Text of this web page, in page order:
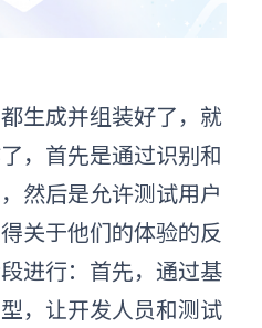
生成并组装好了，就
，首先是通过识别和
然后是允许测试用户
关于他们的体验的反
进行：首先，通过基
，让开发人员和测试